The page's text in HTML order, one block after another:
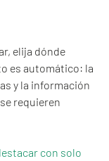
elija dónde
es automático: la
y la información
requieren
con solo